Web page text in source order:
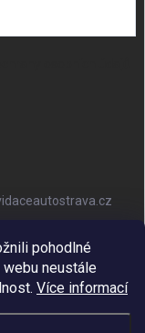
pohodlné
neustále
Více informací